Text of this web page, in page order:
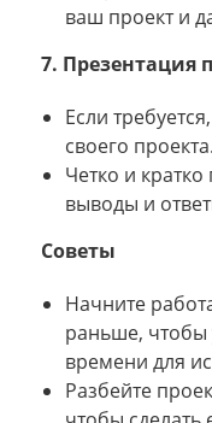
ваш проект и
7. Презентация
Если
своего проекта.
Четко и
выводы и
Советы
Начните
раньше, чтобы
времени для
Разбейте